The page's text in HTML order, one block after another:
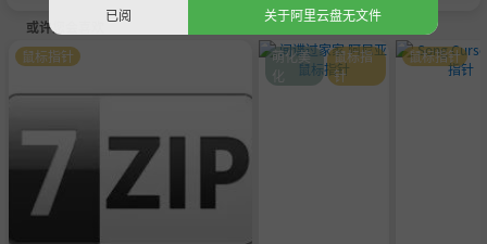
或许您会喜欢
鼠标指针
萌化美
化
鼠标指
针
鼠标指针
已阅
关于阿里云盘无文件